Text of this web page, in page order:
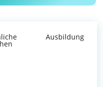
Ausbildung